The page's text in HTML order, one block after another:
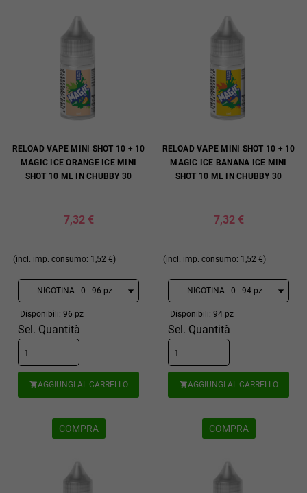
RELOAD VAPE MINI SHOT 10 + 10
MAGIC ICE ORANGE ICE MINI
SHOT 10 ML IN CHUBBY 30
7,32 €
(incl. imp. consumo: 1,52 €)
Disponibili: 96 pz
Sel. Quantità
AGGIUNGI AL CARRELLO
COMPRA
RELOAD VAPE MINI SHOT 10 + 10
MAGIC ICE BANANA ICE MINI
SHOT 10 ML IN CHUBBY 30
7,32 €
(incl. imp. consumo: 1,52 €)
Disponibili: 94 pz
Sel. Quantità
AGGIUNGI AL CARRELLO
COMPRA